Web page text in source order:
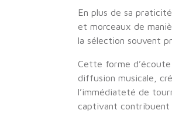
En plus de sa
et morceaux de
la sélection souvent
Cette forme
diffusion musicale,
l’immédiateté de
captivant contribuent